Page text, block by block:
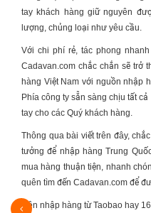
tay khách hàng giữ nguyên
lượng, chủng loại như yêu cầu.
Với chi phí rẻ, tác phong
Cadavan.com chắc chắn sẽ trở
hàng Việt Nam với nguồnnhập
Phía công ty sẵn sàng chịu tất
tay cho các Quý khách hàng.
Thông qua bài viết trên đây,
tưởng để nhập hàng Trung
mua hàng thuận tiện, nhanh
quên tìm đến Cadavan.com để
nhập hàng từ Taobao hay 1688 về